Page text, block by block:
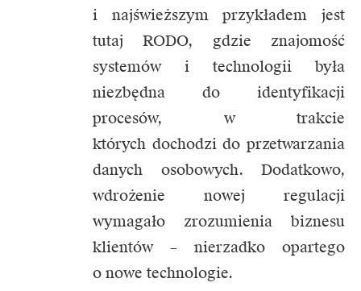
i najświeższym przykładem jest
tutaj RODO, gdzie znajomość
systemów i technologii była
niezbędna do identyfikacji
procesów, w trakcie
których dochodzi do przetwarzania
danych osobowych. Dodatkowo,
wdrożenie nowej regulacji
wymagało zrozumienia biznesu
klientów – nierzadko opartego
o nowe technologie.